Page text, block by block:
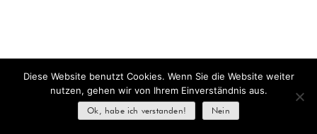
Diese Website benutzt Cookies. Wenn Sie die Website weiter
nutzen, gehen wir von Ihrem Einverständnis aus.
Ok, habe ich verstanden! Nein